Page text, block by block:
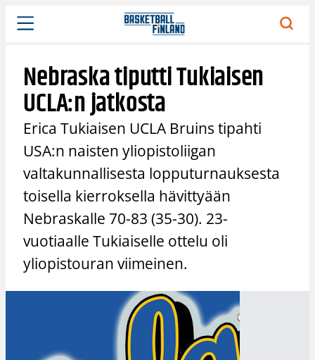
Siirry
sisältöön
Nebraska tiputti Tukiaisen
UCLA:n jatkosta
Erica Tukiaisen UCLA Bruins tipahti
USA:n naisten yliopistoliigan
valtakunnallisesta lopputurnauksesta
toisella kierroksella hävittyään
Nebraskalle 70-83 (35-30). 23-
vuotiaalle Tukiaiselle ottelu oli
yliopistouran viimeinen.